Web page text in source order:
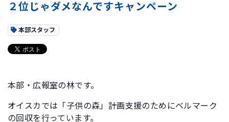
２位じゃダメなんですキャンペーン
本部スタッフ
本部・広報室の林です。
オイスカでは「子供の森」計画支援のためにベルマーク
の回収を行っています。